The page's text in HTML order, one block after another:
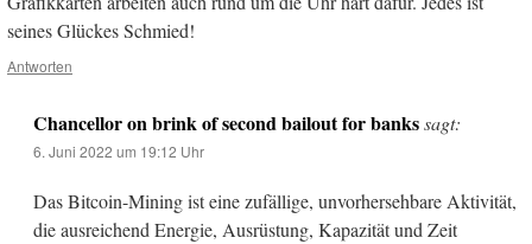
seines Glückes Schmied!
Antworten
Chancellor on brink of second bailout for banks sagt:
6. Juni 2022 um 19:12 Uhr
Das Bitcoin-Mining ist eine zufällige, unvorhersehbare Aktivität,
die ausreichend Energie, Ausrüstung, Kapazität und Zeit